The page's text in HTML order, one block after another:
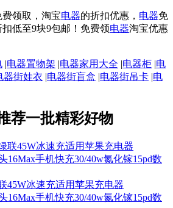
领取，淘宝电器的折扣优惠， 电器免
低至9块9包邮！免费领电器淘宝优惠
|电器置物架 |电器家用大全 |电器柜 |电
器街娃衣 |电器街盲盒 |电器街吊卡 |电
荐一批精彩好物
45W冰速充适用苹果充电器
16Max手机快充30/40w氮化镓15pd数